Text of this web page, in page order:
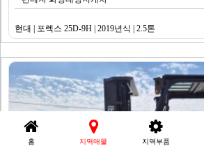
현대 | 포렉스 25D-9H | 2019년식 | 2.5톤
홈 지역매물 지역부품